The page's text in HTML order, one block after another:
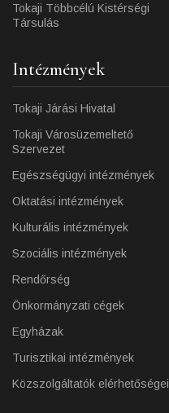
Tokaji Többcélú Kistérségi
Társulás
Intézmények
Tokaji Járási Hivatal
Tokaji Városüzemeltető
Szervezet
Egészségügyi intézmények
Oktatási intézmények
Kulturális intézmények
Szociális intézmények
Rendőrség
Önkormányzati cégek
Egyházak
Turisztikai intézmények
Közszolgáltatók elérhetőségei